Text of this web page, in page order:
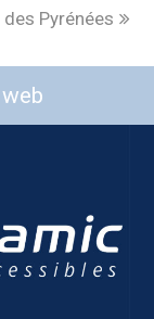
des Pyrénées